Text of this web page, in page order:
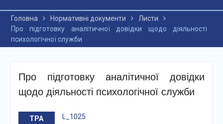
Головна Нормативні документи
Листи
Про підготовку аналітичної довідки щодо діяльності
психологічної служби
Про підготовку аналітичної довідки
щодо діяльності психологічної служби
ТРА L_1025